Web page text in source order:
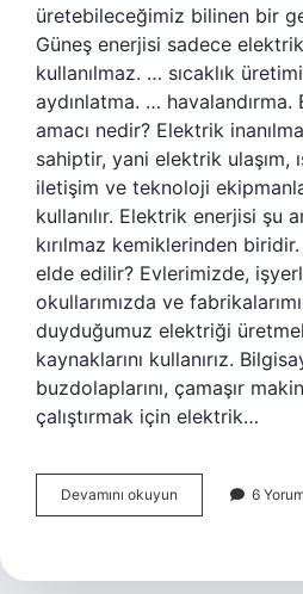
üretebileceğimiz bilinen bir
Güneş enerjisi sadece
kullanılmaz. … sıcaklık
aydınlatma. … havalandırma.
amacı nedir? Elektrik
sahiptir, yani elektrik ulaşım,
iletişim ve teknoloji
kullanılır. Elektrik enerjisi şu
kırılmaz kemiklerinden
elde edilir? Evlerimizde,
okullarımızda ve
duyduğumuz elektriği
kaynaklarını kullanırız.
buzdolaplarını, çamaşır
çalıştırmak için elektrik…
Devamını okuyun
Enerjisini
Nelerdir
6